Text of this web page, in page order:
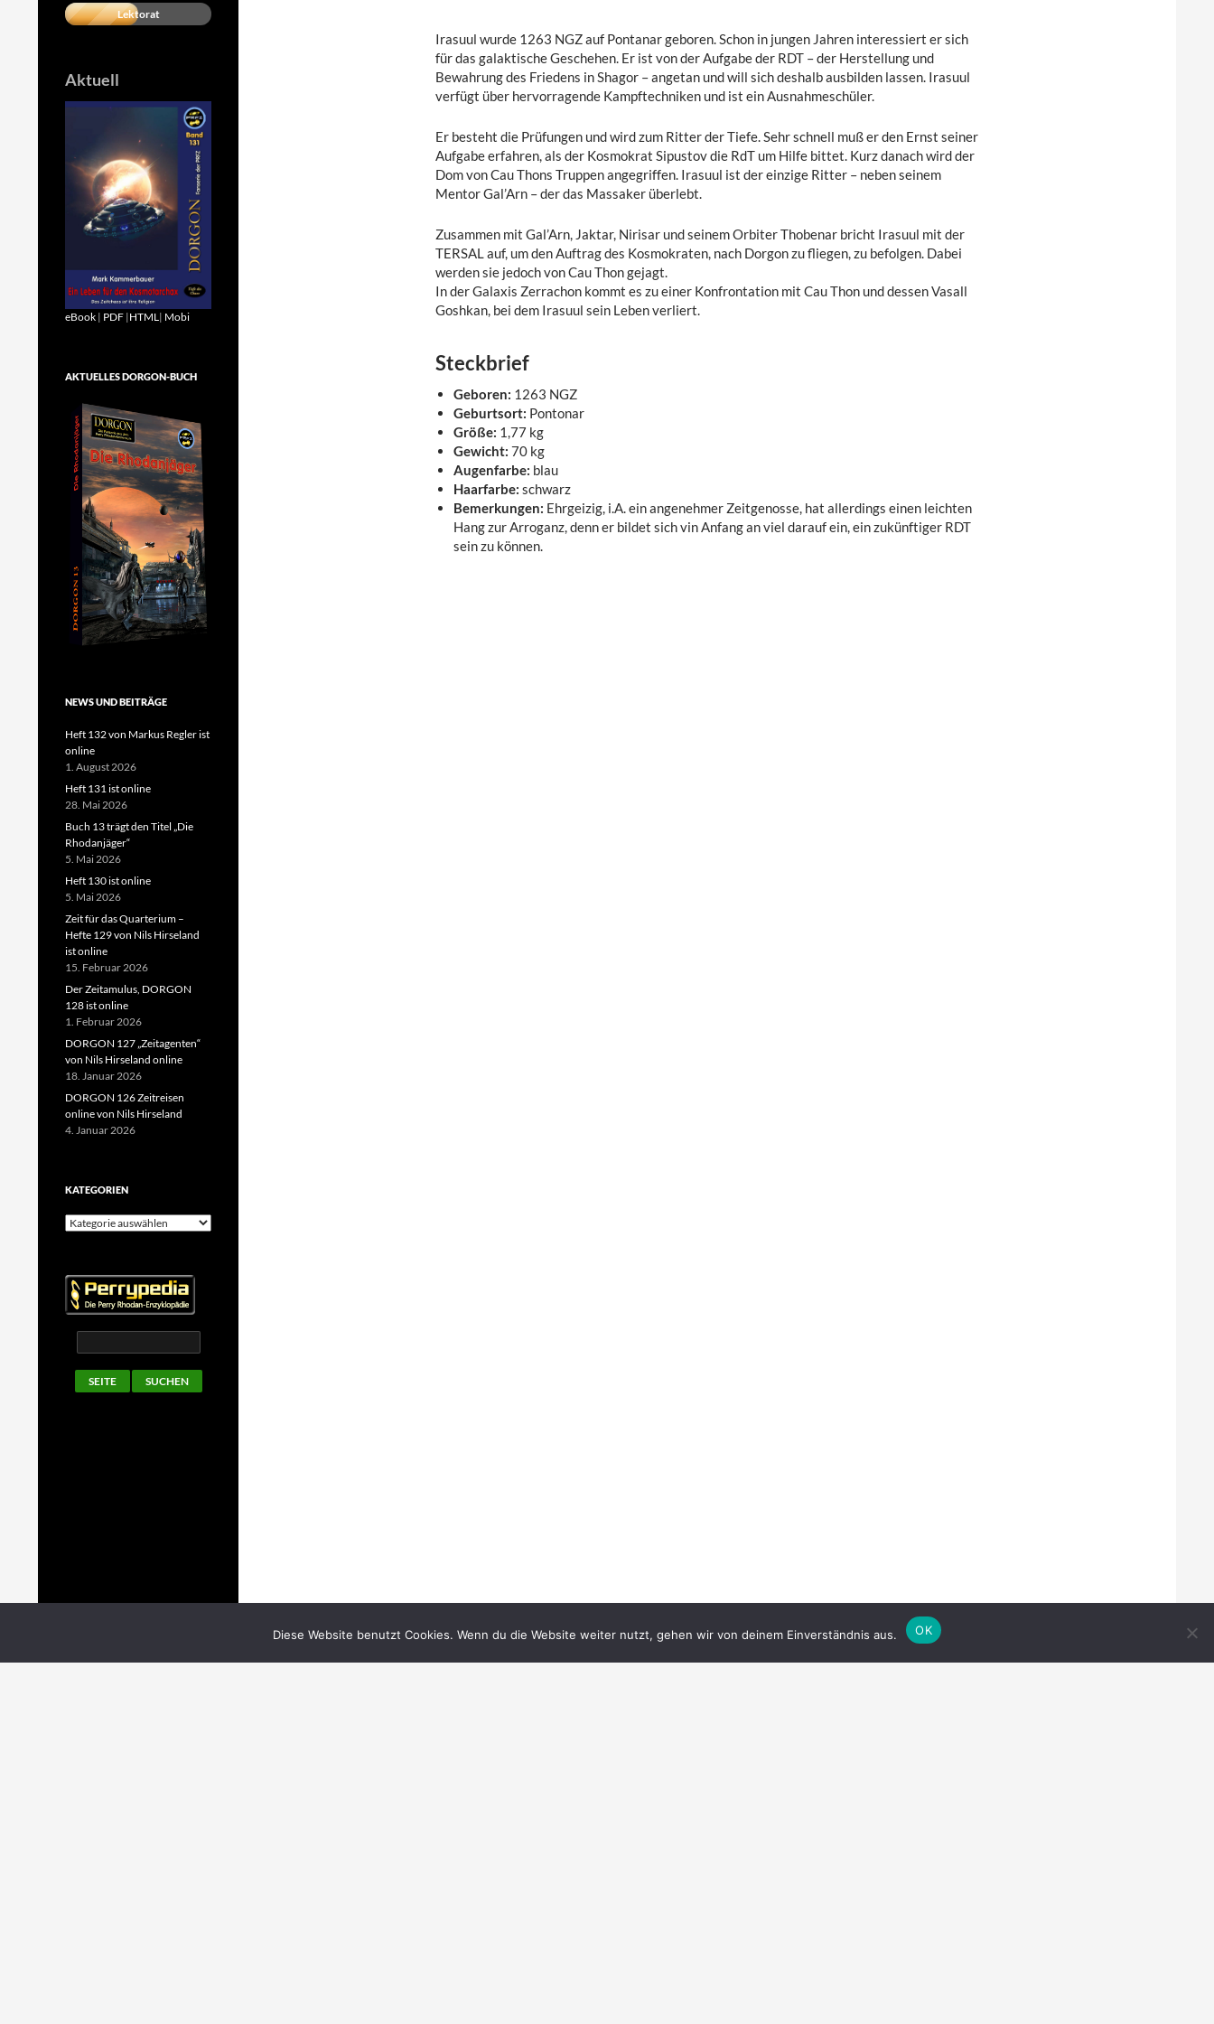
Irasuul wurde 1263 NGZ auf Pontanar geboren. Schon in jungen Jahren interessiert er sich
für das galaktische Geschehen. Er ist von der Aufgabe der RDT – der Herstellung und
Bewahrung des Friedens in Shagor – angetan und will sich deshalb ausbilden lassen. Irasuul
verfügt über hervorragende Kampftechniken und ist ein Ausnahmeschüler.
Er besteht die Prüfungen und wird zum Ritter der Tiefe. Sehr schnell muß er den Ernst seiner
Aufgabe erfahren, als der Kosmokrat Sipustov die RdT um Hilfe bittet. Kurz danach wird der
Dom von Cau Thons Truppen angegriffen. Irasuul ist der einzige Ritter – neben seinem
Mentor Gal’Arn – der das Massaker überlebt.
Zusammen mit Gal’Arn, Jaktar, Nirisar und seinem Orbiter Thobenar bricht Irasuul mit der
TERSAL auf, um den Auftrag des Kosmokraten, nach Dorgon zu fliegen, zu befolgen. Dabei
werden sie jedoch von Cau Thon gejagt.
In der Galaxis Zerrachon kommt es zu einer Konfrontation mit Cau Thon und dessen Vasall
Goshkan, bei dem Irasuul sein Leben verliert.
Steckbrief
Geboren: 1263 NGZ
Geburtsort: Pontonar
Größe: 1,77 kg
Gewicht: 70 kg
Augenfarbe: blau
Haarfarbe: schwarz
Bemerkungen: Ehrgeizig, i.A. ein angenehmer Zeitgenosse, hat allerdings einen leichten
Hang zur Arroganz, denn er bildet sich vin Anfang an viel darauf ein, ein zukünftiger RDT
sein zu können.
Lektorat
Aktuell
eBook | PDF |HTML | Mobi
AKTUELLES DORGON-BUCH
NEWS UND BEITRÄGE
Heft 132 von Markus Regler ist
online
1. August 2026
Heft 131 ist online
28. Mai 2026
Buch 13 trägt den Titel „Die
Rhodanjäger“
5. Mai 2026
Heft 130 ist online
5. Mai 2026
Zeit für das Quarterium –
Hefte 129 von Nils Hirseland
ist online
15. Februar 2026
Der Zeitamulus, DORGON
128 ist online
1. Februar 2026
DORGON 127 „Zeitagenten“
von Nils Hirseland online
18. Januar 2026
DORGON 126 Zeitreisen
online von Nils Hirseland
4. Januar 2026
KATEGORIEN
Kategorien
Diese Website benutzt Cookies. Wenn du die Website weiter nutzt, gehen wir von deinem Einverständnis aus. OK